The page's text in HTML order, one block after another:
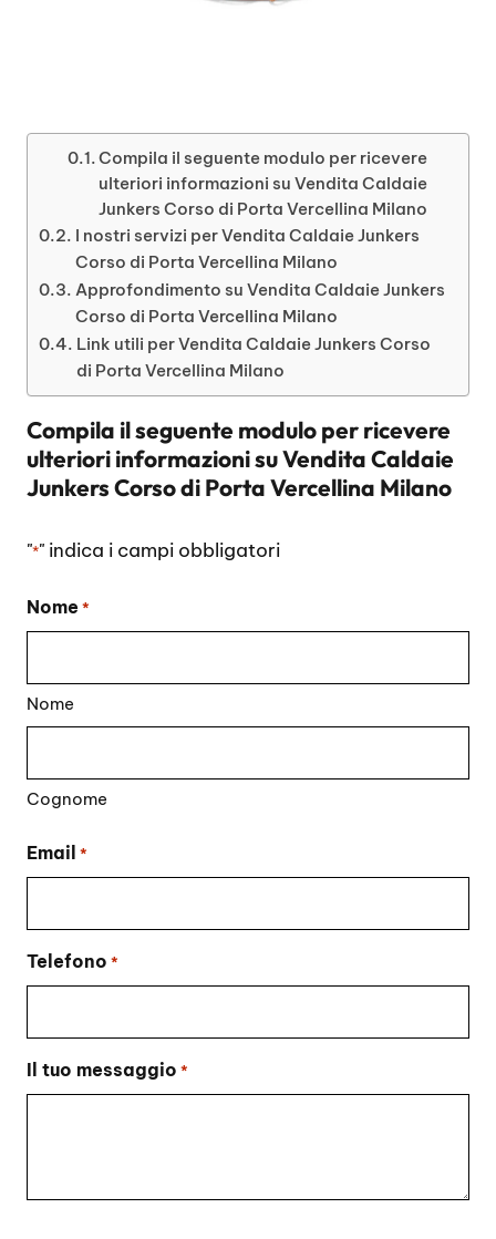
Compila il seguente modulo per ricevere
ulteriori informazioni su Vendita Caldaie
Junkers Corso di Porta Vercellina Milano
I nostri servizi per Vendita Caldaie Junkers
Corso di Porta Vercellina Milano
Approfondimento su Vendita Caldaie Junkers
Corso di Porta Vercellina Milano
Link utili per Vendita Caldaie Junkers Corso
di Porta Vercellina Milano
Compila il seguente modulo per ricevere
ulteriori informazioni suVendita Caldaie
Junkers Corso di Porta Vercellina Milano
"*" indica i campi obbligatori
Nome *
Nome
Cognome
Email *
Telefono *
Il tuo messaggio *